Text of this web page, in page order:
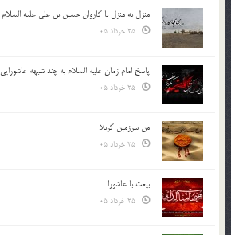
منزل به منزل با کاروان حسین بن علی علیه السلام
پاسخ امام زمان علیه السلام به چند شبهه عاشورایی
من سرزمین کربلا
بیعت با عاشورا